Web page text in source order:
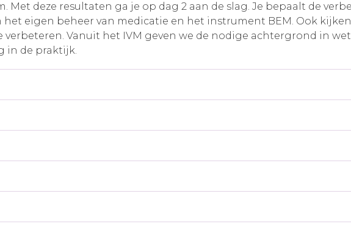
deze resultaten ga je op dag 2 aan de slag. Je bepaalt de
eigen beheer van medicatie en het instrument BEM. Ook
Vanuit het IVM geven we de nodige achtergrond in
in de praktijk.